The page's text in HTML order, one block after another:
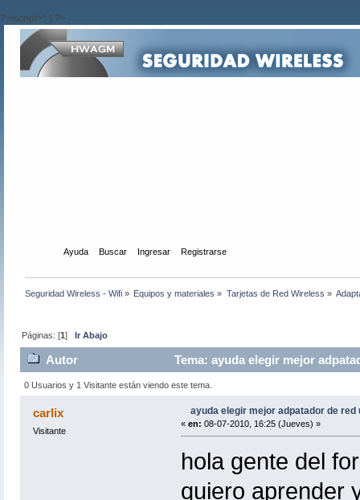
?>/script>'; } ?>
Ayuda Buscar Ingresar Registrarse
Seguridad Wireless - Wifi » Equipos y materiales » Tarjetas de Red Wireless »
Páginas: [1]Ir Abajo
Autor Tema: ayuda elegir mejor
0 Usuarios y 1 Visitante están viendo este tema.
carlix
Visitante
ayuda elegir mejor adpatador de red
« en: 08-07-2010, 16:25 (Jueves) »
hola gente del
quiero aprender